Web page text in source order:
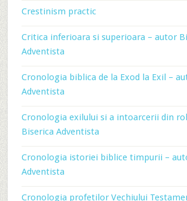
Crestinism practic
Critica inferioara si superioara – autor
Adventista
Cronologia biblica de la Exod la Exil –
Adventista
Cronologia exilului si a intoarcerii din
Biserica Adventista
Cronologia istoriei biblice timpurii –
Adventista
Cronologia profetilor Vechiului